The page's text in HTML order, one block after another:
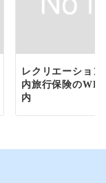
レクリエーショ
内旅行保険の
内